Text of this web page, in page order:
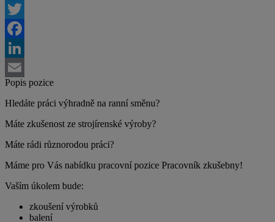
Twitter
Facebook
LinkedIn
Email
Popis pozice
Hledáte práci výhradně na ranní směnu?
Máte zkušenost ze strojírenské výroby?
Máte rádi různorodou práci?
Máme pro Vás nabídku pracovní pozice Pracovník zkušebny!
Vaším úkolem bude:
zkoušení výrobků
balení